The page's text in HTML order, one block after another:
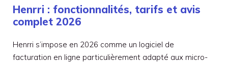
Henrri : fonctionnalités, tarifs et avis
complet 2026
Henrri s’impose en 2026 comme un logiciel de
facturation en ligne particulièrement adapté aux micro-